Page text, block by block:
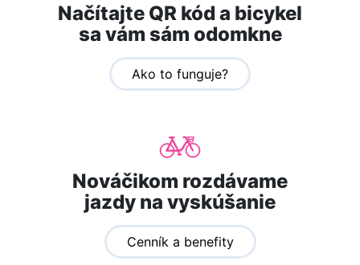
Načítajte QR kód a bicykel
sa vám sám odomkne
Ako to funguje?
Nováčikom rozdávame
jazdy na vyskúšanie
Cenník a benefity